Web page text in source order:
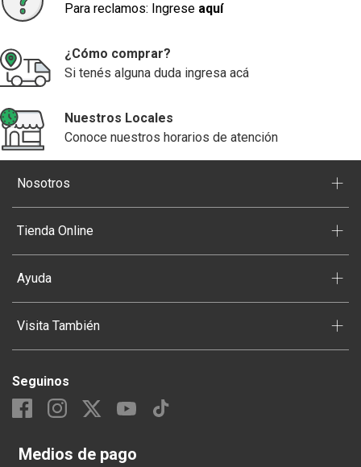
Para reclamos: Ingrese aquí
¿Cómo comprar?
Si tenés alguna duda ingresa acá
Nuestros Locales
Conoce nuestros horarios de atención
Nosotros +
Tienda Online +
Ayuda +
Visita También +
Seguinos
Medios de pago